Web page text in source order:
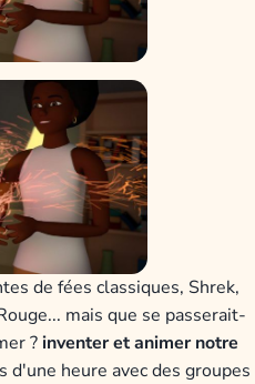
de fées classiques, Shrek,
mais que se passerait-
? inventer et animer notre
d'une heure avec des groupes